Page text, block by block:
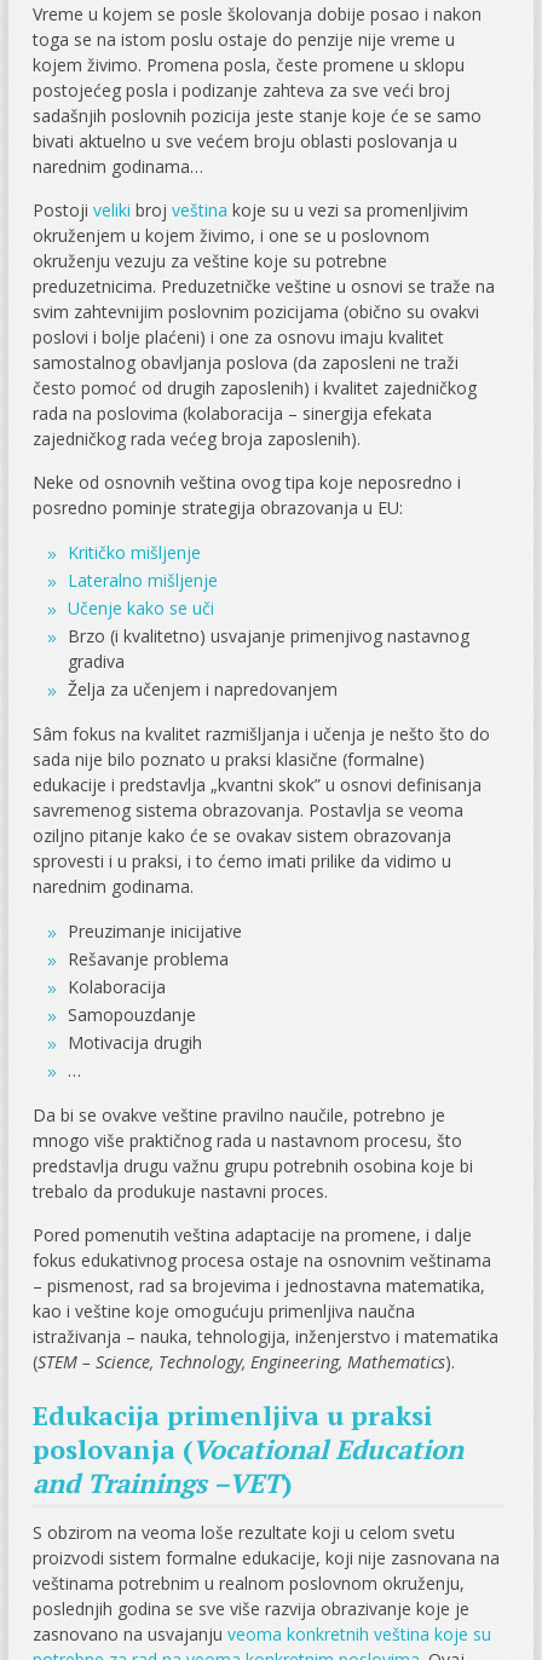
Vreme u kojem se posle školovanja dobije posao i nakon
toga se na istom poslu ostaje do penzije nije vreme u
kojem živimo. Promena posla, česte promene u sklopu
postojećeg posla i podizanje zahteva za sve veći broj
sadašnjih poslovnih pozicija jeste stanje koje će se samo
bivati aktuelno u sve većem broju oblasti poslovanja u
narednim godinama…
Postojiveliki brojveština koje su u vezi sa promenljivim
okruženjem u kojem živimo, i one se u poslovnom
okruženju vezuju za veštine koje su potrebne
preduzetnicima. Preduzetničke veštine u osnovi se traže na
svim zahtevnijim poslovnim pozicijama (obično su ovakvi
poslovi i bolje plaćeni) i one za osnovu imaju kvalitet
samostalnog obavljanja poslova (da zaposleni ne traži
često pomoć od drugih zaposlenih) i kvalitet zajedničkog
rada na poslovima (kolaboracija – sinergija efekata
zajedničkog rada većeg broja zaposlenih).
Neke od osnovnih veština ovog tipa koje neposredno i
posredno pominje strategija obrazovanja u EU:
Kritičko mišljenje
Lateralno mišljenje
Učenje kako se uči
Brzo (i kvalitetno) usvajanje primenjivog nastavnog
gradiva
Želja za učenjem i napredovanjem
Sâm fokus na kvalitet razmišljanja i učenja je nešto što do
sada nije bilo poznato u praksi klasične (formalne)
edukacije i predstavlja „kvantni skok” u osnovi definisanja
savremenog sistema obrazovanja. Postavlja se veoma
oziljno pitanje kako će se ovakav sistem obrazovanja
sprovesti i u praksi, i to ćemo imati prilike da vidimo u
narednim godinama.
Preuzimanje inicijative
Rešavanje problema
Kolaboracija
Samopouzdanje
Motivacija drugih
…
Da bi se ovakve veštine pravilno naučile, potrebno je
mnogo više praktičnog rada u nastavnom procesu, što
predstavlja drugu važnu grupu potrebnih osobina koje bi
trebalo da produkuje nastavni proces.
Pored pomenutih veština adaptacije na promene, i dalje
fokus edukativnog procesa ostaje na osnovnim veštinama
– pismenost, rad sa brojevima i jednostavna matematika,
kao i veštine koje omogućuju primenljiva naučna
istraživanja – nauka, tehnologija, inženjerstvo i matematika
(STEM – Science, Technology, Engineering, Mathematics).
Edukacija primenljiva u praksi
poslovanja (Vocational Education
and Trainings –VET)
S obzirom na veoma loše rezultate koji u celom svetu
proizvodi sistem formalne edukacije, koji nije zasnovana na
veštinama potrebnim u realnom poslovnom okruženju,
poslednjih godina se sve više razvija obrazivanje koje je
zasnovano na usvajanjuveoma konkretnih veština koje su